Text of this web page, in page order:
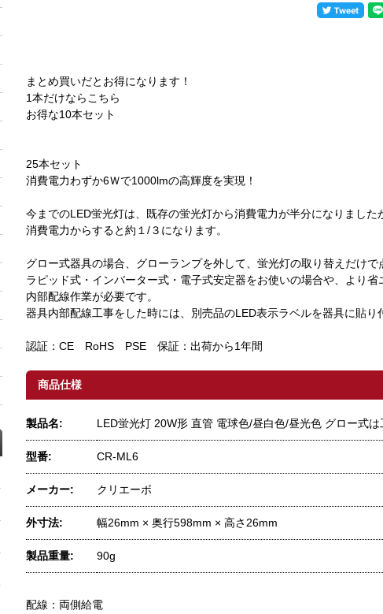
まとめ買いだとお得になります！
1本だけならこちら
お得な10本セット
25本セット
消費電力わずか6Ｗで1000lmの高輝度を実現！
今までのLED蛍光灯は、既存の蛍光灯から消費電力が半分になりまし
消費電力からすると約１/３になります。
グロー式器具の場合、グローランプを外して、蛍光灯の取り替えだけで
ラピッド式・インバーター式・電子式安定器をお使いの場合や、より
内部配線作業が必要です。
器具内部配線工事をした時には、別売品のLED表示ラベルを器具に貼り
認証：CE RoHS PSE 保証：出荷から1年間
商品仕様
製品名: LED蛍光灯 20W形 直管 電球色/昼白色/昼光色 グロー式は
型番: CR-ML6
メーカー: クリエーボ
外寸法: 幅26mm × 奥行598mm × 高さ26mm
製品重量: 90g
配線：両側給電